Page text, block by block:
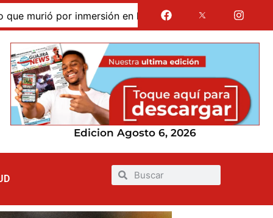
por inmersión en las dunas de Taroa; su cuerpo
Edicion Agosto 6, 2026